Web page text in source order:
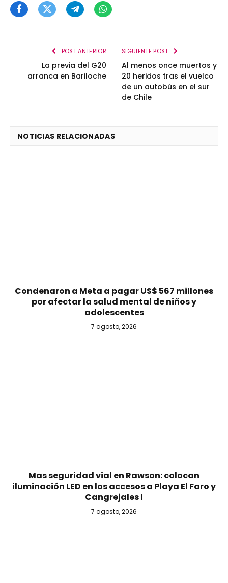
FacebookTwitterTelegramWhatsApp
POST ANTERIOR
La previa del G20
arranca en Bariloche
SIGUIENTE POST
Al menos once muertos y
20 heridos tras el vuelco
de un autobús en el sur
de Chile
NOTICIAS RELACIONADAS
Condenaron a Meta a pagar US$ 567 millones
por afectar la salud mental de niños y
adolescentes
7 agosto, 2026
Mas seguridad vial en Rawson: colocan
iluminación LED en los accesos a Playa El Faro y
Cangrejales I
7 agosto, 2026